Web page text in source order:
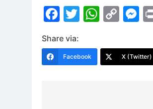
Facebook
Twitter
Share via:
Facebook X (Twitter)